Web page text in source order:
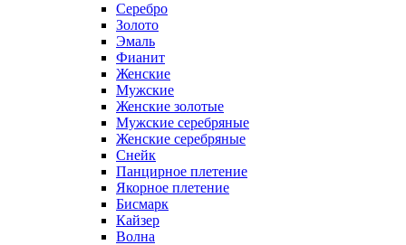
Серебро
Золото
Эмаль
Фианит
Женские
Мужские
Женские золотые
Мужские серебряные
Женские серебряные
Снейк
Панцирное плетение
Якорное плетение
Бисмарк
Кайзер
Волна